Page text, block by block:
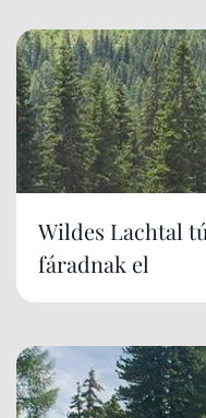
Wildes Lachtal
fáradnak el